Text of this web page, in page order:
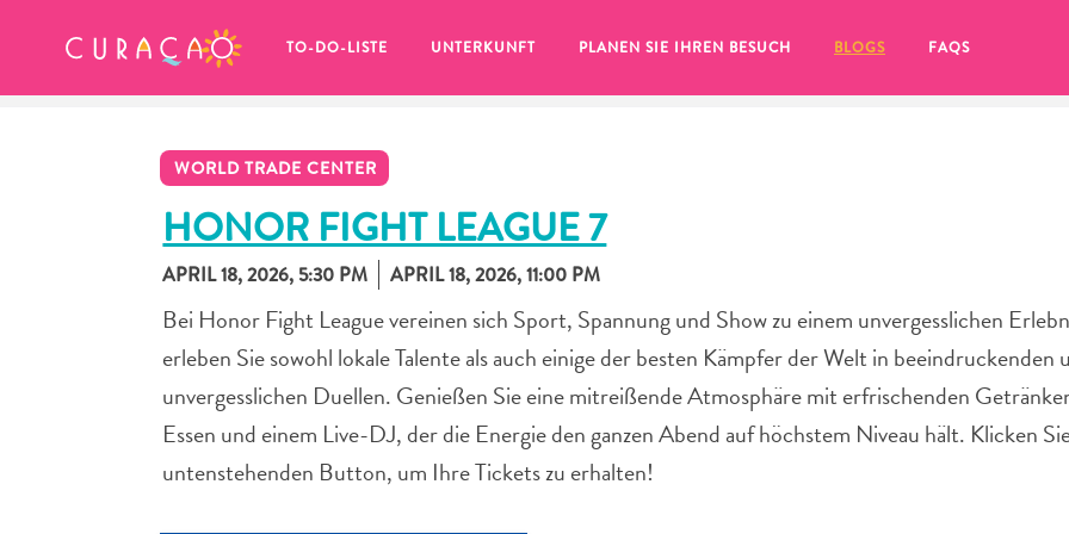
TO-DO-LISTE UNTERKUNFT PLANEN SIE IHREN BESUCH BLOGS FAQS
WORLD TRADE CENTER
HONOR FIGHT LEAGUE 7
APRIL 18, 2026, 5:30 PM APRIL 18, 2026, 11:00 PM
Bei Honor Fight League vereinen sich Sport, Spannung und Show zu einem unvergesslichen
erleben Sie sowohl lokale Talente als auch einige der besten Kämpfer der Welt in beeindruckenden
unvergesslichen Duellen. Genießen Sie eine mitreißende Atmosphäre mit erfrischenden
Essen und einem Live-DJ, der die Energie den ganzen Abend auf höchstem Niveau hält. Klicken
untenstehenden Button, um Ihre Tickets zu erhalten!
MEINE FAVORITEN
keine Lieblingsorte in Curaçao
gespeichert haben.
Wenn Sie etwas für später speichern möchten, klicken Sie auf das